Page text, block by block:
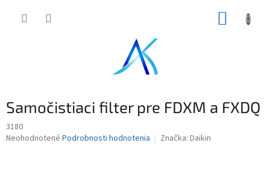
Samočistiaci filter pre FDXM a FXDQ
3180
Priemerné
Neohodnotené Podrobnosti hodnotenia Značka: Daikin